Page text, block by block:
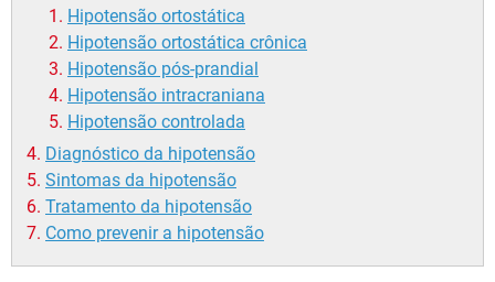
Hipotensão ortostática
Hipotensão ortostática crônica
Hipotensão pós-prandial
Hipotensão intracraniana
Hipotensão controlada
Diagnóstico da hipotensão
Sintomas da hipotensão
Tratamento da hipotensão
Como prevenir a hipotensão